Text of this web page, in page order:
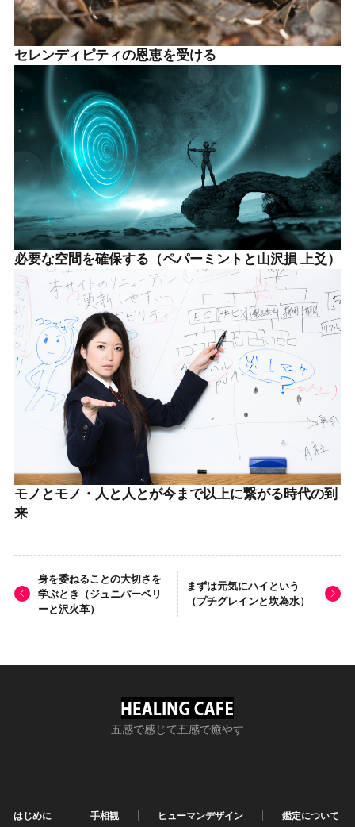
セレンディピティの恩恵を受ける
必要な空間を確保する（ペパーミントと山沢損 上爻）
モノとモノ・人と人とが今まで以上に繋がる時代の到
来
身を委ねることの大切さを
学ぶとき（ジュニパーベリ
ーと沢火革）
まずは元気にハイという
（プチグレインと坎為水）
五感で感じて五感で癒やす
はじめに 手相観 ヒューマンデザイン 鑑定について